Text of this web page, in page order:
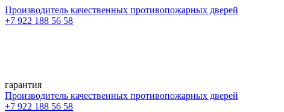
Производитель качественных противопожарных дверей
+7 922 188 56 58
гарантия
Производитель качественных противопожарных дверей
+7 922 188 56 58